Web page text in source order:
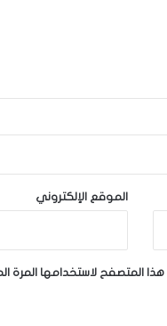
الموقع الإلكتروني
المتصفح لاستخدامها المرة